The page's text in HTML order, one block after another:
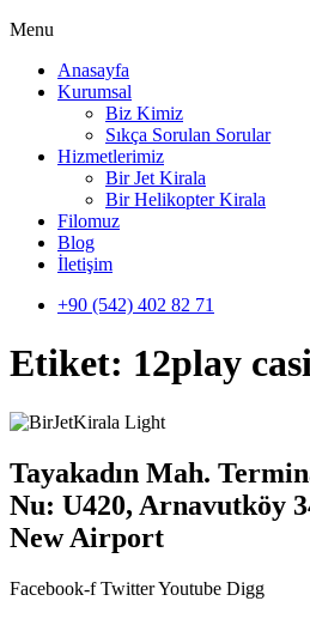
Menu
Anasayfa
Kurumsal
Biz Kimiz
Sıkça Sorulan Sorular
Hizmetlerimiz
Bir Jet Kirala
Bir Helikopter Kirala
Filomuz
Blog
İletişim
+90 (542) 402 82 71
Etiket: 12play
Tayakadın Mah.
Nu: U420, Arnavutköy
New Airport
Facebook-f TwitterYoutube Digg